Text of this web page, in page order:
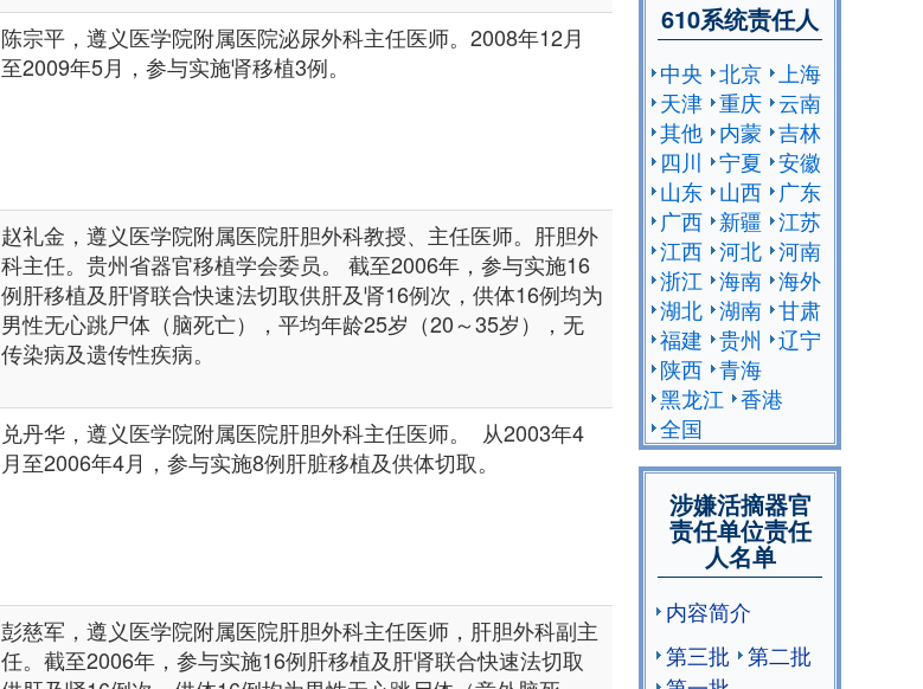
陈宗平，遵义医学院附属医院泌尿外科主任医师。2008年12月
至2009年5月，参与实施肾移植3例。
赵礼金，遵义医学院附属医院肝胆外科教授、主任医师。肝胆外
科主任。贵州省器官移植学会委员。 截至2006年，参与实施16
例肝移植及肝肾联合快速法切取供肝及肾16例次，供体16例均为
男性无心跳尸体（脑死亡），平均年龄25岁（20～35岁），无
传染病及遗传性疾病。
兑丹华，遵义医学院附属医院肝胆外科主任医师。 从2003年4
月至2006年4月，参与实施8例肝脏移植及供体切取。
彭慈军，遵义医学院附属医院肝胆外科主任医师，肝胆外科副主
任。截至2006年，参与实施16例肝移植及肝肾联合快速法切取
610系统责任人
中央 北京
上海
天津 重庆 云南
其他 内蒙 吉林
四川
宁夏 安徽
山东 山西
广东
广西 新疆 江苏
江西 河北 河南
浙江 海南 海外
湖北 湖南 甘肃
福建 贵州
辽宁
陕西 青海
黑龙江 香港
全国
涉嫌活摘器官
责任单位责任
人名单
内容简介
第三批
第二批